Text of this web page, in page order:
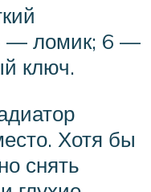
— ломик; 6 —
ключ.
Хотя бы
снять